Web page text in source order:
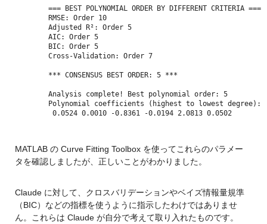
=== BEST POLYNOMIAL ORDER BY DIFFERENT CRITERIA ===
RMSE: Order 10
Adjusted R²: Order 5
AIC: Order 5
BIC: Order 5
Cross-Validation: Order 7
*** CONSENSUS BEST ORDER: 5 ***
Analysis complete! Best polynomial order: 5
Polynomial coefficients (highest to lowest degree):
0.0524 0.0010 -0.8361 -0.0194 2.0813 0.0502
MATLAB の Curve Fitting Toolbox を使ってこれらのパラメー
タを確認しましたが、正しいことがわかりました。
Claude に対して、クロスバリデーションやベイズ情報量規準
（BIC）などの指標を使うように指示したわけではありませ
ん。これらは Claude が自分で考えて取り入れたものです。